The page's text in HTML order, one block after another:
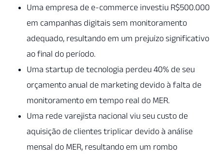
Uma empresa de e-commerce investiu R$500.000
em campanhas digitais sem monitoramento
adequado, resultando em um prejuízo significativo
ao final do período.
Uma startup de tecnologia perdeu 40% de seu
orçamento anual de marketing devido à falta de
monitoramento em tempo real do MER.
Uma rede varejista nacional viu seu custo de
aquisição de clientes triplicar devido à análise
mensal do MER, resultando em um rombo